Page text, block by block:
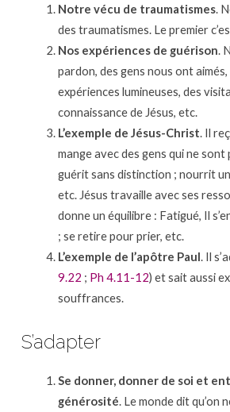
Notre vécu de traumatismes.
des traumatismes. Le premier
Nos expériences de guérison.
pardon, des gens nous ont
expériences lumineuses, des
connaissance de Jésus, etc.
L’exemple de Jésus-Christ. Il
mange avec des gens qui ne sont
guérit sans distinction ; nourrit
etc. Jésus travaille avec ses
donne un équilibre : Fatigué, Il
; se retire pour prier, etc.
L’exemple de l’apôtre Paul. Il
9.22 ; Ph 4.11-12) et sait aussi
souffrances.
S’adapter
Se donner, donner de soi et
générosité. Le monde dit qu’on